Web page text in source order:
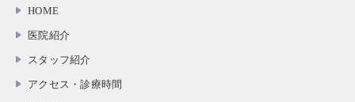
HOME
医院紹介
スタッフ紹介
アクセス・診療時間